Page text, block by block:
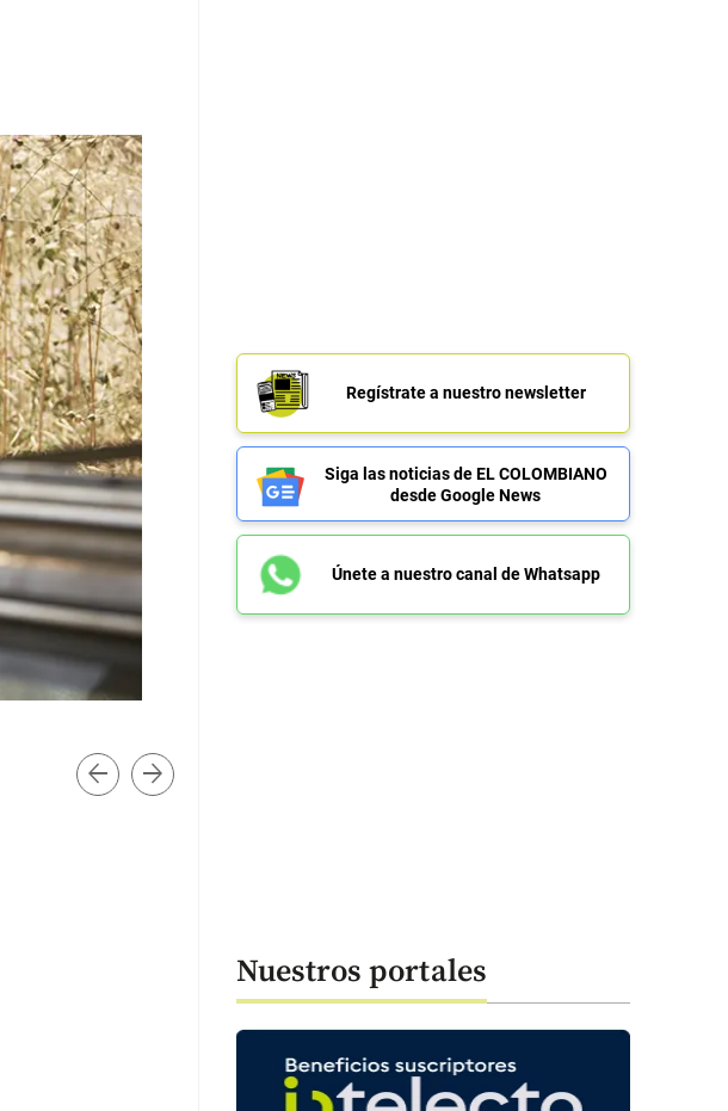
arrow_back Gabriel Luna, Linda Hamilton, Arnold Schwarzenegger, Mackenzie Davis y
arrow_forward
Regístrate a nuestro newsletter
Siga las noticias de EL COLOMBIANO
desde Google News
Únete a nuestro canal de Whatsapp
Nuestros portales